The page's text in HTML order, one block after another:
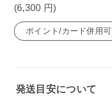
(6,300 円)
ポイント/カード併用可
発送目安について